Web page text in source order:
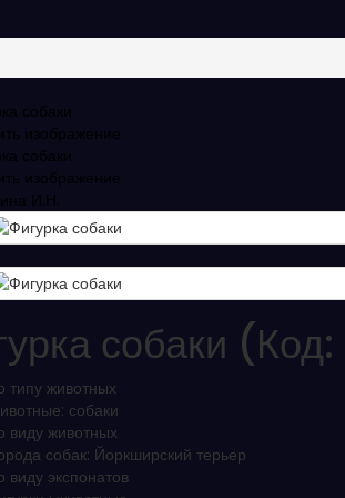
изображение
изображение
собаки (Код:
типу животных
собаки
виду животных
собак: Йоркширский терьер
виду экспонатов